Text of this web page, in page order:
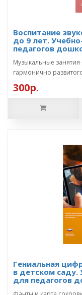
Воспитание
до 9 лет.
педагогов
Музыкальные
гармонично
300р.
Гениальная
в детском саду.
для педагогов